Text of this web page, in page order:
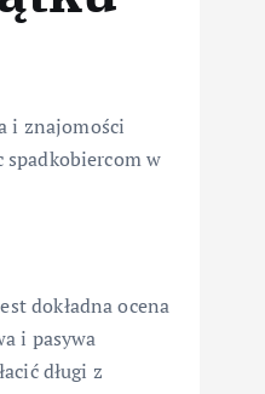
i znajomości
w
dokładna ocena
i pasywa
długi z